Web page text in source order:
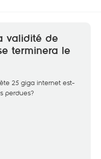
validité de
terminera le
25 giga internet est-
perdues?